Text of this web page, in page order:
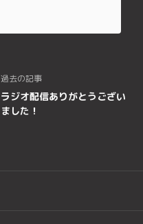
過去の記事
ラジオ配信ありがとうござい
ました！